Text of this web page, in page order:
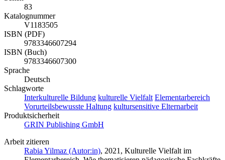
83
Katalognummer
V1183505
ISBN (PDF)
9783346607294
ISBN (Buch)
9783346607300
Sprache
Deutsch
Schlagworte
Interkulturelle Bildung kulturelle Vielfalt Elementarbereich
Vorurteilsbewusste Haltung kultursensitive Elternarbeit
Produktsicherheit
GRIN Publishing GmbH
Arbeit zitieren
Rabia Yilmaz (Autor:in), 2021, Kulturelle Vielfalt im